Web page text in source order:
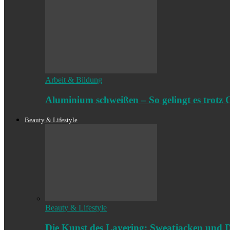
Arbeit & Bildung
Aluminium schweißen – So gelingt es trotz
Beauty & Lifestyle
Beauty & Lifestyle
Die Kunst des Layering: Sweatjacken und